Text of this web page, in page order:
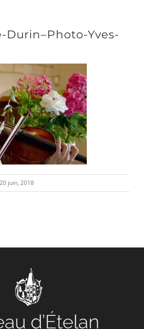
Toggle
VENIR
NOUS SUIVRE
L’ASSOCIATION
Durin–Photo-Yves-
20 juin, 2018